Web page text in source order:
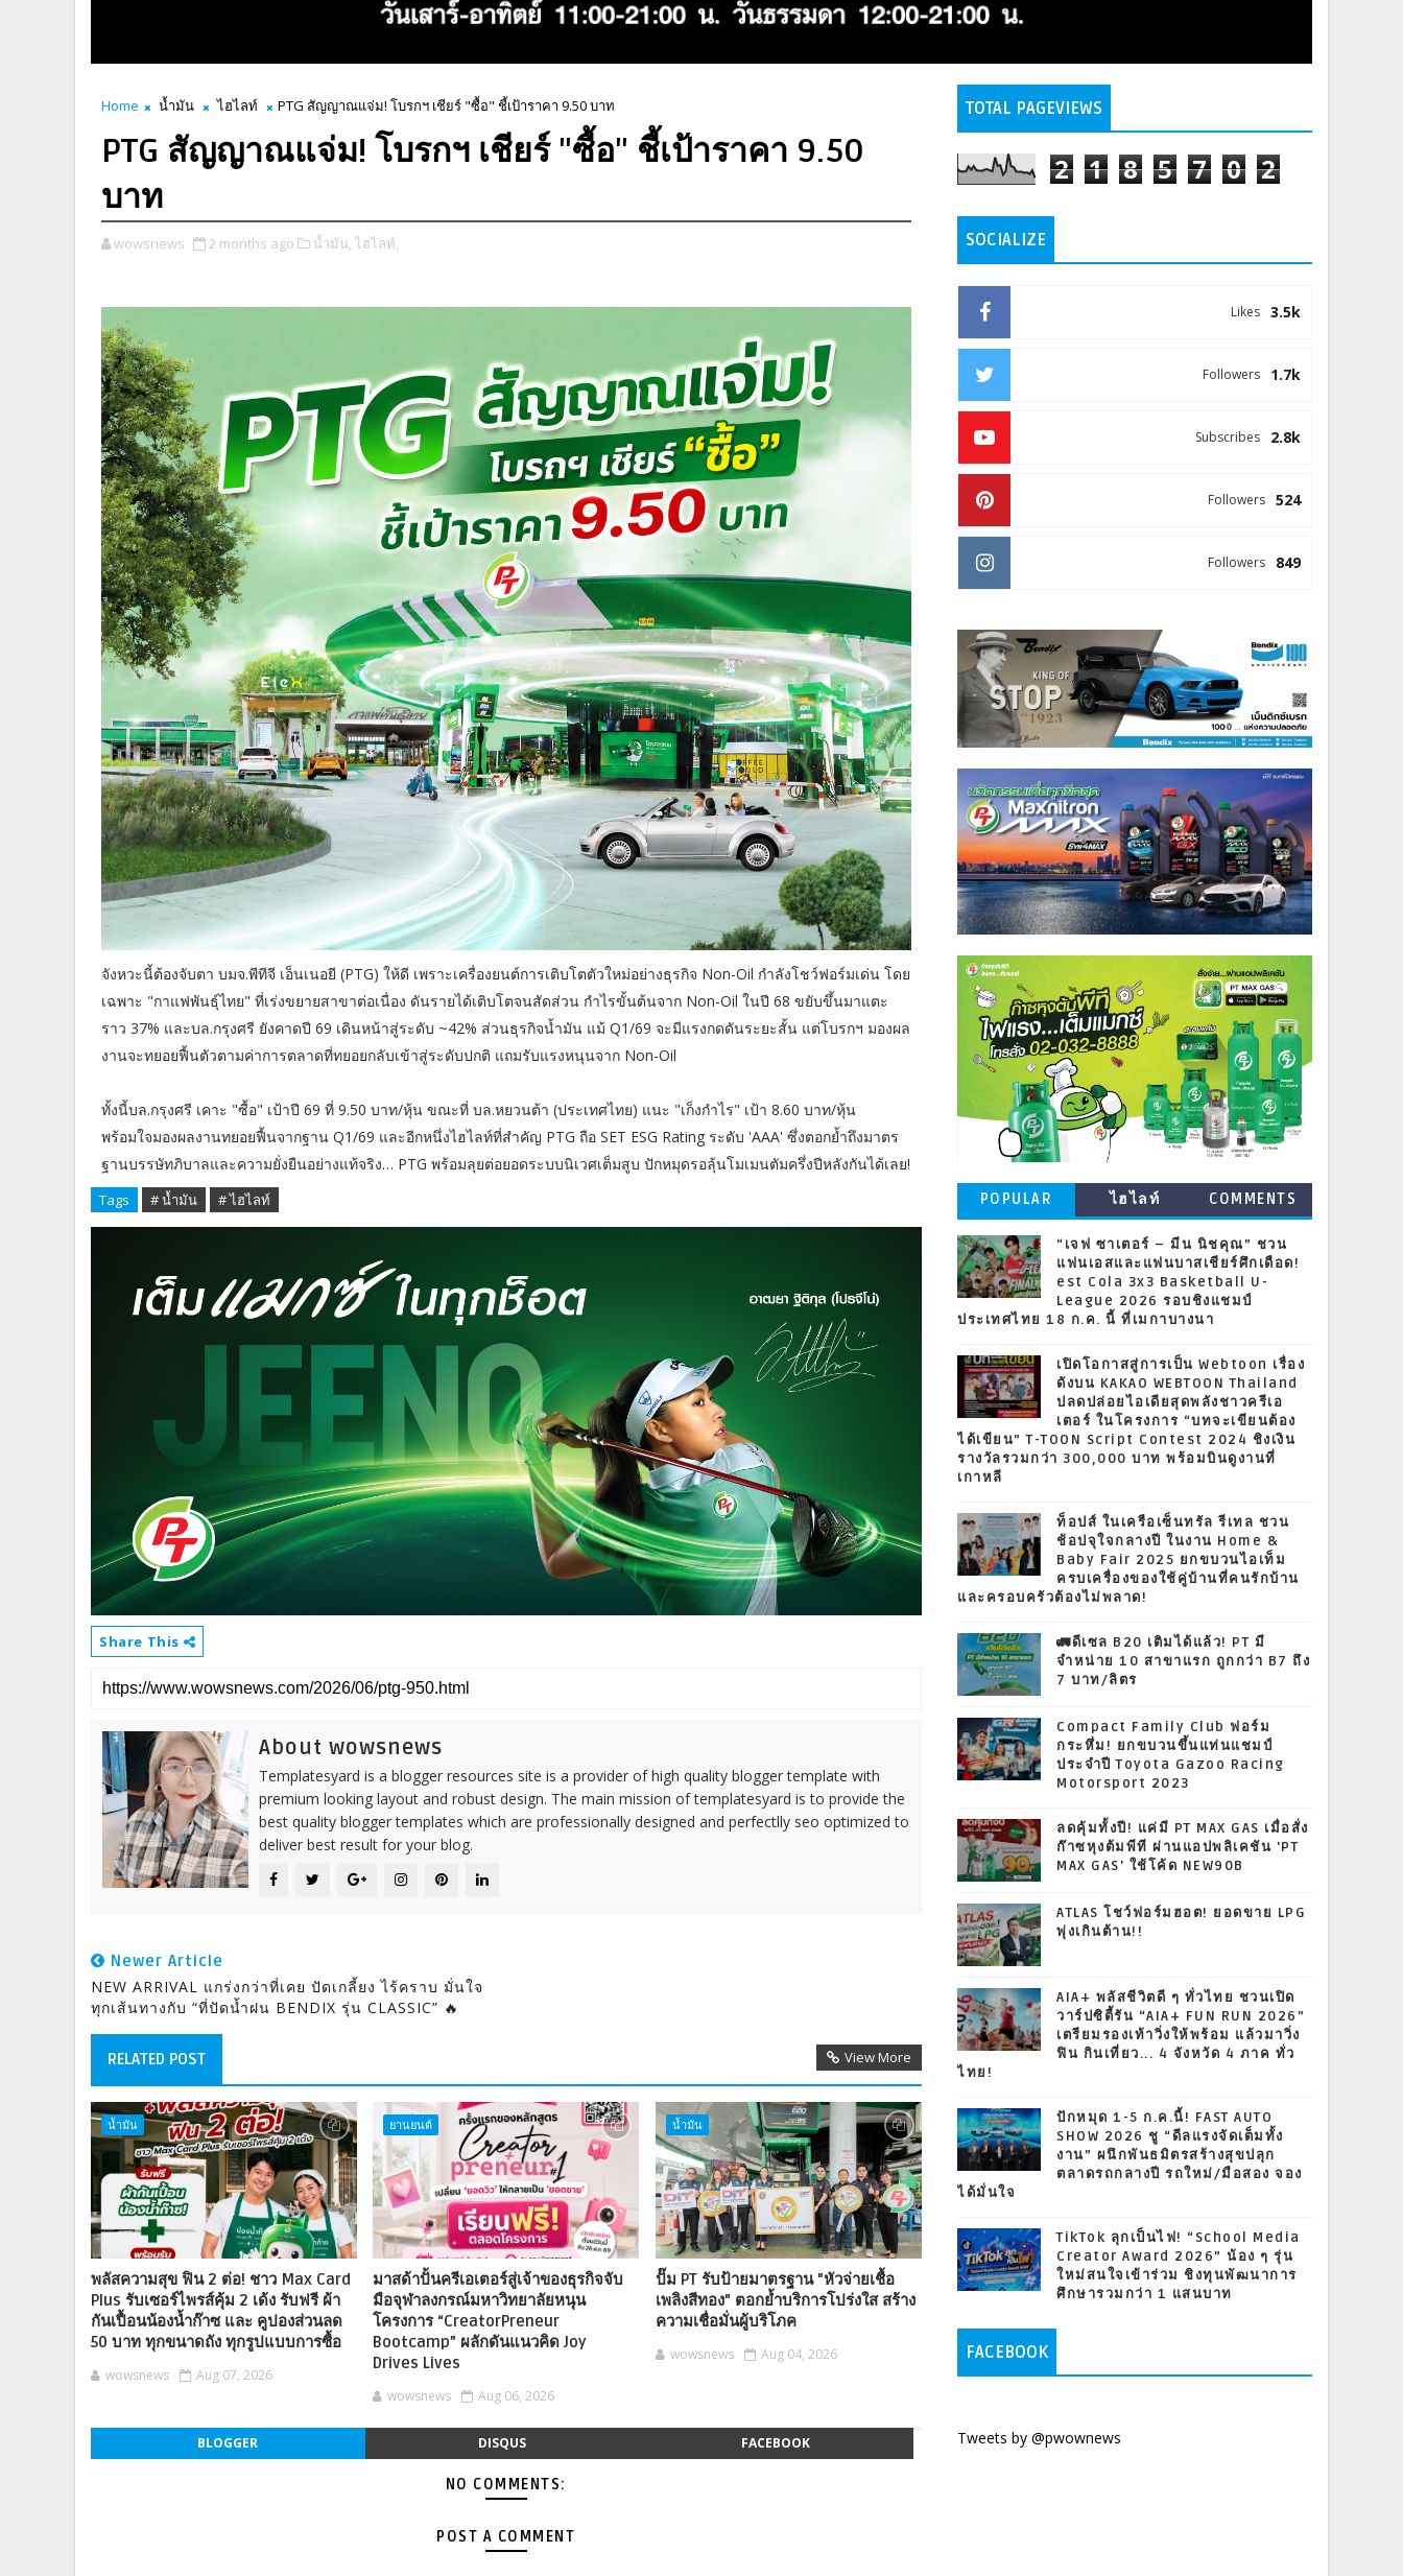
Home น้ำมัน ไฮไลท์ PTG สัญญาณแจ่ม! โบรกฯ เชียร์ "ซื้อ" ชี้เป้าราคา 9.50 บาท
PTG สัญญาณแจ่ม! โบรกฯ เชียร์ "ซื้อ" ชี้เป้าราคา 9.50
บาท
wowsnews 2 months ago น้ำมัน, ไฮไลท์,
จังหวะนี้ต้องจับตา บมจ.พีทีจี เอ็นเนอยี (PTG) ให้ดี เพราะเครื่องยนต์การเติบโตตัวใหม่อย่างธุรกิจ Non-Oil กำลังโชว์ฟอร์มเด่น โดย
เฉพาะ "กาแฟพันธุ์ไทย" ที่เร่งขยายสาขาต่อเนื่อง ดันรายได้เติบโตจนสัดส่วน กำไรขั้นต้นจาก Non-Oil ในปี 68 ขยับขึ้นมาแตะ
ราว 37% และบล.กรุงศรี ยังคาดปี 69 เดินหน้าสู่ระดับ ~42% ส่วนธุรกิจน้ำมัน แม้ Q1/69 จะมีแรงกดดันระยะสั้น แต่โบรกฯ มองผล
งานจะทยอยฟื้นตัวตามค่าการตลาดที่ทยอยกลับเข้าสู่ระดับปกติ แถมรับแรงหนุนจาก Non-Oil
ทั้งนี้บล.กรุงศรี เคาะ "ซื้อ" เป้าปี 69 ที่ 9.50 บาท/หุ้น ขณะที่ บล.หยวนต้า (ประเทศไทย) แนะ "เก็งกำไร" เป้า 8.60 บาท/หุ้น
พร้อมใจมองผลงานทยอยฟื้นจากฐาน Q1/69 และอีกหนึ่งไฮไลท์ที่สำคัญ PTG ถือ SET ESG Rating ระดับ 'AAA' ซึ่งตอกย้ำถึงมาตร
ฐานบรรษัทภิบาลและความยั่งยืนอย่างแท้จริง… PTG พร้อมลุยต่อยอดระบบนิเวศเต็มสูบ ปักหมุดรอลุ้นโมเมนตัมครึ่งปีหลังกันได้เลย!
Tags # น้ำมัน # ไฮไลท์
Share This
About wowsnews
Templatesyard is a blogger resources site is a provider of high quality blogger template with
premium looking layout and robust design. The main mission of templatesyard is to provide the
best quality blogger templates which are professionally designed and perfectlly seo optimized to
deliver best result for your blog.
Newer Article
NEW ARRIVAL แกร่งกว่าที่เคย ปัดเกลี้ยง ไร้คราบ มั่นใจ
ทุกเส้นทางกับ “ที่ปัดน้ำฝน BENDIX รุ่น CLASSIC” 🔥
RELATED POST View More
น้ำมัน
พลัสความสุข ฟิน 2 ต่อ! ชาว Max Card
Plus รับเซอร์ไพรส์คุ้ม 2 เด้ง รับฟรี ผ้า
กันเปื้อนน้องน้ำก๊าซ และ คูปองส่วนลด
50 บาท ทุกขนาดถัง ทุกรูปแบบการซื้อ
wowsnews Aug 07, 2026
ยานยนต์
มาสด้าปั้นครีเอเตอร์สู่เจ้าของธุรกิจจับ
มือจุฬาลงกรณ์มหาวิทยาลัยหนุน
โครงการ “CreatorPreneur
Bootcamp” ผลักดันแนวคิด Joy
Drives Lives
wowsnews Aug 06, 2026
น้ำมัน
ปั๊ม PT รับป้ายมาตรฐาน "หัวจ่ายเชื้อ
เพลิงสีทอง" ตอกย้ำบริการโปร่งใส สร้าง
ความเชื่อมั่นผู้บริโภค
wowsnews Aug 04, 2026
BLOGGER DISQUS FACEBOOK
NO COMMENTS:
POST A COMMENT
TOTAL PAGEVIEWS
2 1 8 5 7 0 2
SOCIALIZE
3.5k
Likes
1.7k
Followers
2.8k
Subscribes
524
Followers
849
Followers
POPULAR ไฮไลท์ COMMENTS
“เจฟ ซาเตอร์ – มีน นิชคุณ” ชวน
แฟนเอสและแฟนบาสเชียร์ศึกเดือด!
est Cola 3x3 Basketball U-
League 2026 รอบชิงแชมป์
ประเทศไทย 18 ก.ค. นี้ ที่เมกาบางนา
เปิดโอกาสสู่การเป็น Webtoon เรื่อง
ดังบน KAKAO WEBTOON Thailand
ปลดปล่อยไอเดียสุดพลังชาวครีเอ
เตอร์ ในโครงการ “บทจะเขียนต้อง
ได้เขียน” T-TOON Script Contest 2024 ชิงเงิน
รางวัลรวมกว่า 300,000 บาท พร้อมบินดูงานที่
เกาหลี
ท็อปส์ ในเครือเซ็นทรัล รีเทล ชวน
ช้อปจุใจกลางปี ในงาน Home &
Baby Fair 2025 ยกขบวนไอเท็ม
ครบเครื่องของใช้คู่บ้านที่คนรักบ้าน
และครอบครัวต้องไม่พลาด!
🚛ดีเซล B20 เติมได้แล้ว! PT มี
จำหน่าย 10 สาขาแรก ถูกกว่า B7 ถึง
7 บาท/ลิตร
Compact Family Club ฟอร์ม
กระหึ่ม! ยกขบวนขึ้นแท่นแชมป์
ประจำปี Toyota Gazoo Racing
Motorsport 2023
ลดคุ้มทั้งปี! แค่มี PT MAX GAS เมื่อสั่ง
ก๊าซหุงต้มพีที ผ่านแอปพลิเคชัน 'PT
MAX GAS' ใช้โค้ด NEW90B
ATLAS โชว์ฟอร์มฮอต! ยอดขาย LPG
พุ่งเกินต้าน!!
AIA+ พลัสชีวิตดี ๆ ทั่วไทย ชวนเปิด
วาร์ปซิตี้รัน “AIA+ FUN RUN 2026”
เตรียมรองเท้าวิ่งให้พร้อม แล้วมาวิ่ง
ฟิน กินเที่ยว... 4 จังหวัด 4 ภาค ทั่ว
ไทย!
ปักหมุด 1-5 ก.ค.นี้! FAST AUTO
SHOW 2026 ชู “ดีลแรงจัดเต็มทั้ง
งาน” ผนึกพันธมิตรสร้างสุขปลุก
ตลาดรถกลางปี รถใหม่/มือสอง จอง
ได้มั่นใจ
TikTok ลุกเป็นไฟ! “School Media
Creator Award 2026” น้อง ๆ รุ่น
ใหม่สนใจเข้าร่วม ชิงทุนพัฒนาการ
ศึกษารวมกว่า 1 แสนบาท
FACEBOOK
Tweets by @pwownews